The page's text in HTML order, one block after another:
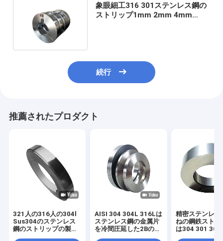
象眼細工316 301ステンレス鋼の
ストリップ1mm 2mm 4mm
続行
推薦されたプロダクト
321人の316人の304l
Sus304のステンレス
鋼のストリップの製造
AISI 304 304L 316Lは
ステンレス鋼の金属片
を冷間圧延した2Bの終
精密ステンレス
ねの鋼鉄ストリ
は304 301